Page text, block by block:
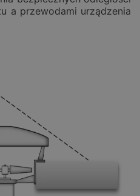
a przewodami urządzenia